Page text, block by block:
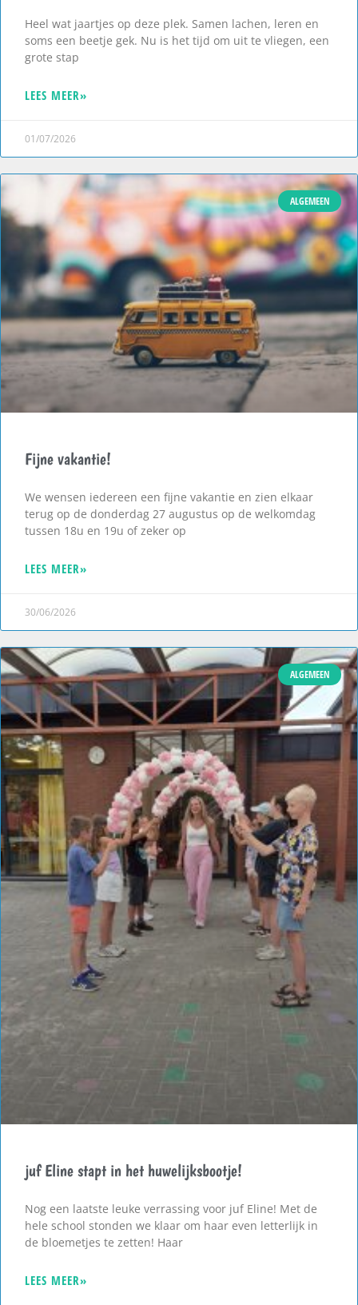
Heel wat jaartjes op deze plek. Samen lachen, leren en
soms een beetje gek. Nu is het tijd om uit te vliegen, een
grote stap
LEES MEER»
01/07/2026
ALGEMEEN
Fijne vakantie!
We wensen iedereen een fijne vakantie en zien elkaar
terug op de donderdag 27 augustus op de welkomdag
tussen 18u en 19u of zeker op
LEES MEER»
30/06/2026
ALGEMEEN
juf Eline stapt in het huwelijksbootje!
Nog een laatste leuke verrassing voor juf Eline! Met de
hele school stonden we klaar om haar even letterlijk in
de bloemetjes te zetten! Haar
LEES MEER»